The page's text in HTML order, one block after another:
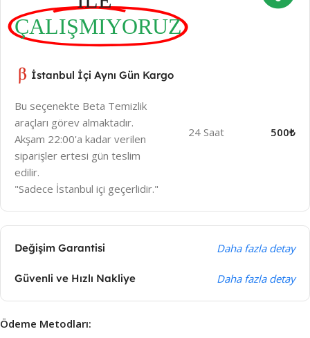
ÇALIŞMIYORUZ
İstanbul İçi Aynı Gün Kargo
Bu seçenekte Beta Temizlik
araçları görev almaktadır.
Akşam 22:00'a kadar verilen
siparişler ertesi gün teslim
edilir.
"Sadece İstanbul içi geçerlidir."
24 Saat 500₺
Değişim Garantisi Daha fazla detay
Güvenli ve Hızlı Nakliye Daha fazla detay
Ödeme Metodları: